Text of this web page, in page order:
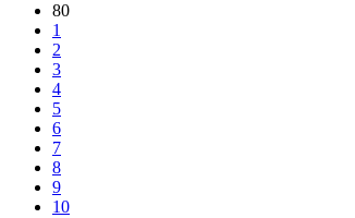
80
1
2
3
4
5
6
7
8
9
10